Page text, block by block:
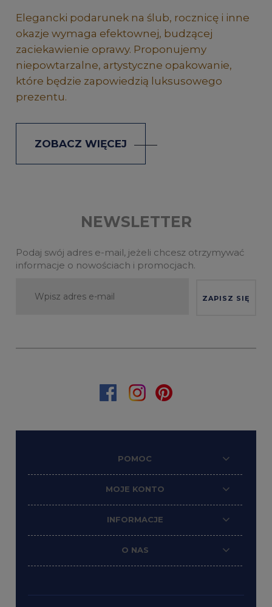
Elegancki podarunek na ślub, rocznicę i inne
okazje wymaga efektownej, budzącej
zaciekawienie oprawy. Proponujemy
niepowtarzalne, artystyczne opakowanie,
które będzie zapowiedzią luksusowego
prezentu.
ZOBACZ WIĘCEJ
NEWSLETTER
Podaj swój adres e-mail, jeżeli chcesz otrzymywać
informacje o nowościach i promocjach.
ZAPISZ SIĘ
POMOC
MOJE KONTO
INFORMACJE
O NAS